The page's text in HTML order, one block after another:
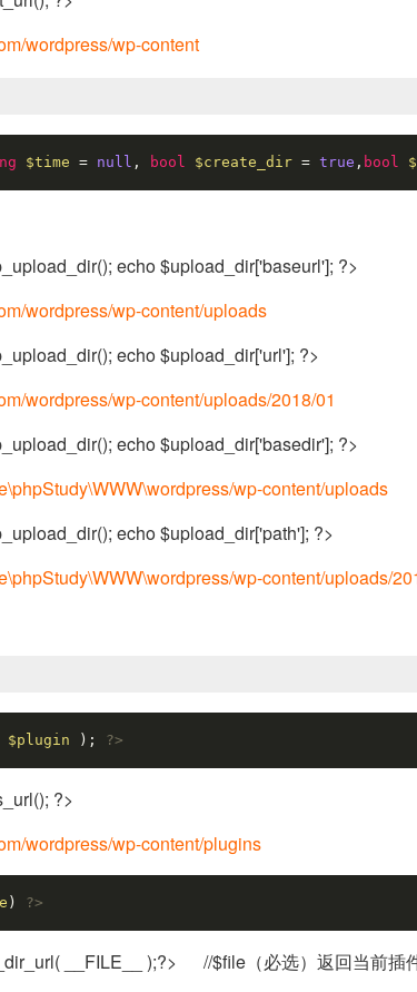
wordpress/wp-content
$time = null , bool $create_dir = true , bool
echo $upload_dir['baseurl']; ?>
wordpress/wp-content/uploads
echo $upload_dir['url']; ?>
wordpress/wp-content/uploads/2018/01
echo $upload_dir['basedir']; ?>
wp-content/uploads
echo $upload_dir['path']; ?>
wp-content/uploads/
$plugin ); ?>
?>
wordpress/wp-content/plugins
) ?>
__FILE__ );?> //$file（必选）返回当前插